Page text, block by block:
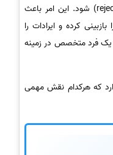
نهایت به دلیل اشتباهات موجود، رد (reject) شود. این امر باعث
کرده و ایرادات را
یک فرد متخصص در زمینه
که هرکدام نقش مهمی